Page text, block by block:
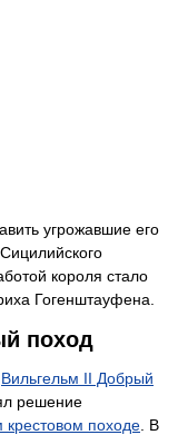
угрожавшие его
короля стало
Гогенштауфена.
поход
Вильгельм II Добрый
решение
крестовом походе . В